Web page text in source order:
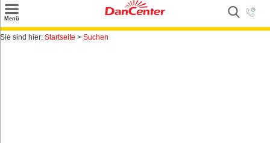
Menü
Suchen
Sie sind hier: Startseite > Suchen